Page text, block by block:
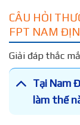
CÂU HỎI
FPT NAM
Giải đáp thắc
Tại Nam
làm thế